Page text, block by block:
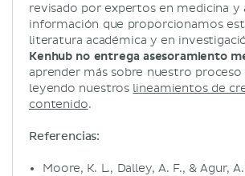
revisado por expertos en medicina y
información que proporcionamos
literatura académica y en
Kenhub no entrega asesoramiento
aprender más sobre nuestro
leyendo nuestros lineamientos de
contenido.
Referencias:
Moore, K. L., Dalley, A. F., & Agur, A.